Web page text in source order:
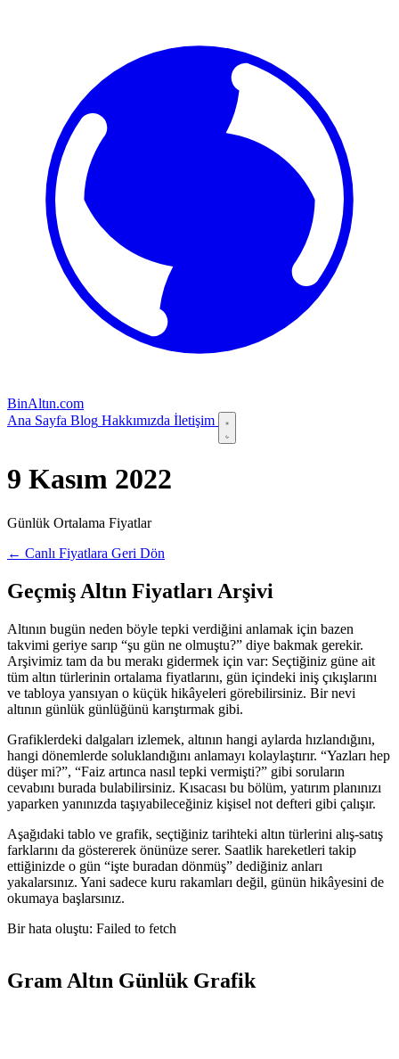
BinAltın.com
Ana Sayfa Blog Hakkımızda İletişim
9 Kasım 2022
Günlük Ortalama Fiyatlar
← Canlı Fiyatlara Geri Dön
Geçmiş Altın Fiyatları Arşivi
Altının bugün neden böyle tepki verdiğini anlamak için bazen
takvimi geriye sarıp “şu gün ne olmuştu?” diye bakmak gerekir.
Arşivimiz tam da bu merakı gidermek için var: Seçtiğiniz güne ait
tüm altın türlerinin ortalama fiyatlarını, gün içindeki iniş çıkışlarını
ve tabloya yansıyan o küçük hikâyeleri görebilirsiniz. Bir nevi
altının günlük günlüğünü karıştırmak gibi.
Grafiklerdeki dalgaları izlemek, altının hangi aylarda hızlandığını,
hangi dönemlerde soluklandığını anlamayı kolaylaştırır. “Yazları hep
düşer mi?”, “Faiz artınca nasıl tepki vermişti?” gibi soruların
cevabını burada bulabilirsiniz. Kısacası bu bölüm, yatırım planınızı
yaparken yanınızda taşıyabileceğiniz kişisel not defteri gibi çalışır.
Aşağıdaki tablo ve grafik, seçtiğiniz tarihteki altın türlerini alış-satış
farklarını da göstererek önünüze serer. Saatlik hareketleri takip
ettiğinizde o gün “işte buradan dönmüş” dediğiniz anları
yakalarsınız. Yani sadece kuru rakamları değil, günün hikâyesini de
okumaya başlarsınız.
Bir hata oluştu: Failed to fetch
Gram Altın Günlük Grafik